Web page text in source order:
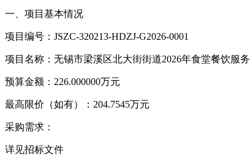
一、项目基本情况
项目编号：JSZC-320213-HDZJ-G2026-0001
项目名称：无锡市梁溪区北大街街道2026年食堂餐饮服务
预算金额：226.000000万元
最高限价（如有）：204.7545万元
采购需求：
详见招标文件